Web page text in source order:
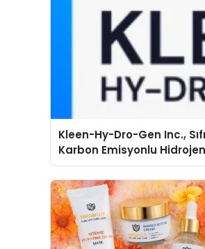
Kleen-Hy-Dro-Gen Inc.,
Karbon Emisyonlu Hidrojen
Isıtma Teknolojisinde ISO
TSSA Düzenleyici
Aldı